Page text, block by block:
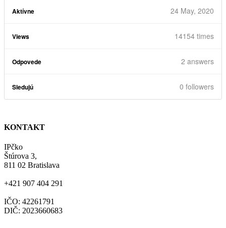
Aktívne 24 May, 2020
Views 14154 times
Odpovede 2 answers
Sledujú 0 followers
KONTAKT
IPčko
Štúrova 3,
811 02 Bratislava
+421 907 404 291
IČO: 42261791
DIČ: 2023660683